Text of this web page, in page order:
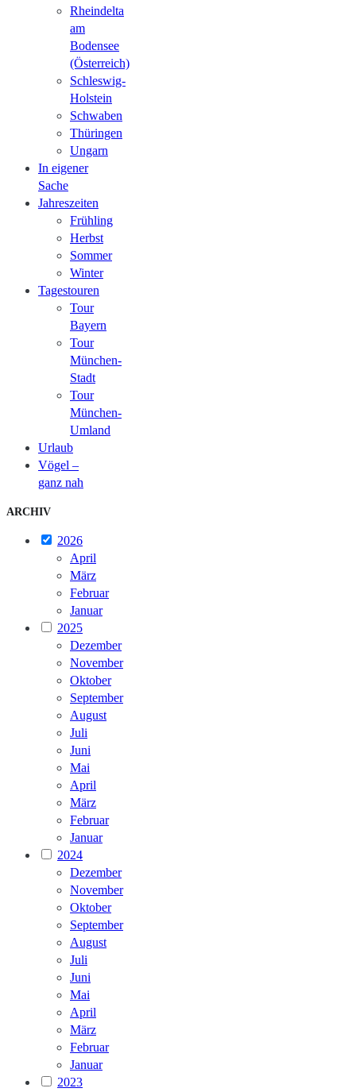
Rheindelta
am
Bodensee
(Österreich)
Schleswig-
Holstein
Schwaben
Thüringen
Ungarn
In eigener
Sache
Jahreszeiten
Frühling
Herbst
Sommer
Winter
Tagestouren
Tour
Bayern
Tour
München-
Stadt
Tour
München-
Umland
Urlaub
Vögel –
ganz nah
ARCHIV
2026
April
März
Februar
Januar
2025
Dezember
November
Oktober
September
August
Juli
Juni
Mai
April
März
Februar
Januar
2024
Dezember
November
Oktober
September
August
Juli
Juni
Mai
April
März
Februar
Januar
2023